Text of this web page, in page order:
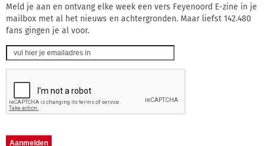
Meld je aan en ontvang elke week een vers Feyenoord E-zine in je
mailbox met al het nieuws en achtergronden. Maar liefst 142.480
fans gingen je al voor.